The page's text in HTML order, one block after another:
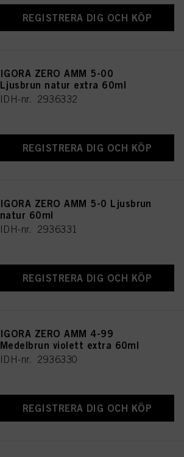
REGISTRERA DIG OCH KÖP
IGORA ZERO AMM 5-00
Ljusbrun natur extra 60ml
IDH-nr. 2936332
REGISTRERA DIG OCH KÖP
IGORA ZERO AMM 5-0 Ljusbrun
natur 60ml
IDH-nr. 2936331
REGISTRERA DIG OCH KÖP
IGORA ZERO AMM 4-99
Medelbrun violett extra 60ml
IDH-nr. 2936330
REGISTRERA DIG OCH KÖP